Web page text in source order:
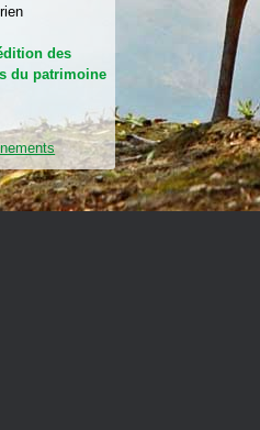
des
du patrimoine